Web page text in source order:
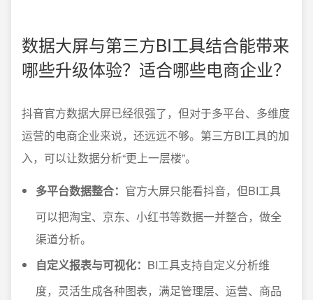
数据大屏与第三方BI工具结合能带来
哪些升级体验？适合哪些电商企业？
抖音官方数据大屏已经很强了，但对于多平台、多维度
运营的电商企业来说，还远远不够。第三方BI工具的加
入，可以让数据分析“更上一层楼”。
多平台数据整合： 官方大屏只能看抖音，但BI工具
可以把淘宝、京东、小红书等数据一并整合，做全
渠道分析。
自定义报表与可视化： BI工具支持自定义分析维
度，灵活生成各种图表，满足管理层、运营、商品